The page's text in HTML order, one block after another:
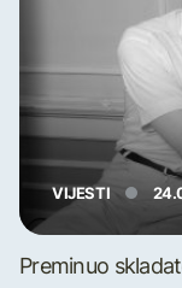
VIJESTI
Preminuo